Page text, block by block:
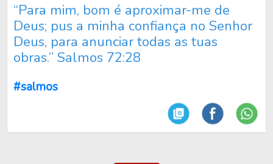
“Para mim, bom é aproximar-me de
Deus; pus a minha confiança no Senhor
Deus, para anunciar todas as tuas
obras.” Salmos 72:28
#salmos